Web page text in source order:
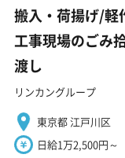
搬入・荷揚げ/軽
工事現場のごみ
渡し
リンカングループ
東京都 江戸川区
日給1万2,500円～